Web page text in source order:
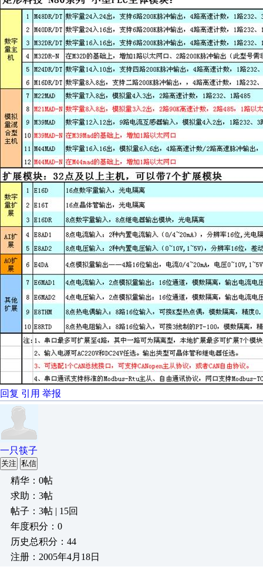
回复 引用 举报
一只筷子
关注 私信
精华：0帖
求助：3帖
帖子：3帖 | 15回
年度积分：0
历史总积分：44
注册：2005年4月18日